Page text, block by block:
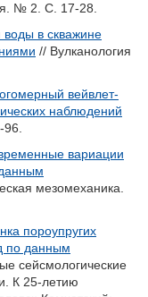
№ 2. С. 17-28.
в скважине
// Вулканология
вейвлет-
наблюдений
вариации
мезомеханика.
пороупругих
по данным
сейсмологические
К 25-летию